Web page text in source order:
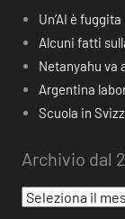
Un’AI è
Alcuni fatti
Netanyahu va
Argentina
Scuola in
Archivio dal
Archivio